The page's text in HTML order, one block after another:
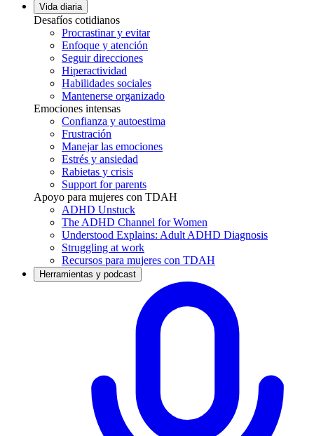
Vida diaria
Desafíos cotidianos
Procrastinar y evitar
Enfoque y atención
Seguir direcciones
Hiperactividad
Habilidades sociales
Mantenerse organizado
Emociones intensas
Confianza y autoestima
Frustración
Manejar las emociones
Estrés y ansiedad
Rabietas y crisis
Support for parents
Apoyo para mujeres con TDAH
ADHD Unstuck
The ADHD Channel for Women
Understood Explains: Adult ADHD Diagnosis
Struggling at work
Recursos para mujeres con TDAH
Herramientas y podcast